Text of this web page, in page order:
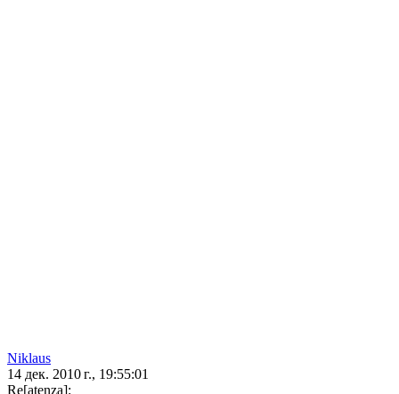
Niklaus
14 дек. 2010 г., 19:55:01
Re[atenza]: